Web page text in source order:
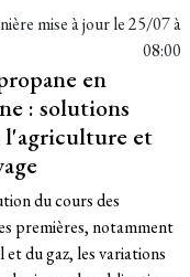
mise à jour le25/07 à
08:00
en
: solutions
l'agriculture et
du cours des
premières, notamment
et du gaz, les variations